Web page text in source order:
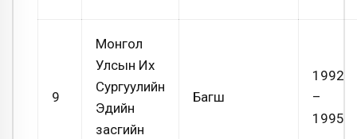
9
Монгол
Улсын Их
Сургуулийн
Эдийн
засгийн
Багш
1992
–
1995